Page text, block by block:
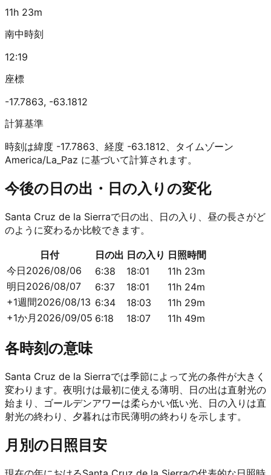
11h 23m
南中時刻
12:19
座標
-17.7863, -63.1812
計算基準
時刻は緯度 -17.7863、経度 -63.1812、タイムゾーン
America/La_Paz に基づいて計算されます。
今後の日の出・日の入りの変化
Santa Cruz de la Sierraで日の出、日の入り、昼の長さがど
のように変わるか比較できます。
日付 日の出 日の入り 日照時間
今日2026/08/06 6:38 18:01
11h 23m
明日2026/08/07 6:37 18:01
11h 24m
+1週間2026/08/13 6:34 18:03
11h 29m
+1か月 2026/09/05 6:18 18:07 11h 49m
各時刻の意味
Santa Cruz de la Sierraでは季節によって光の条件が大きく
変わります。夜明けは最初に使える薄明、日の出は直射光の
始まり、ゴールデンアワーは柔らかい低い光、日の入りは直
射光の終わり、夕暮れは市民薄明の終わりを示します。
月別の日照目安